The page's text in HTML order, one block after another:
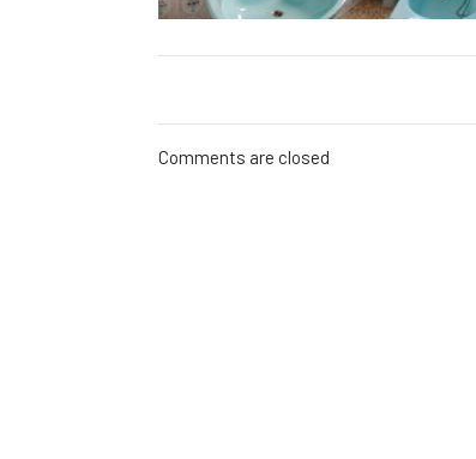
Comments are closed